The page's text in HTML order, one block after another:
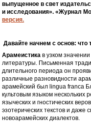
выпущенное в свет
и исследования». «Журнал
версия.
Давайте начнем с основ: что
Арамеистика в узком
литературы. Письменная
длительного периода он
различные разновидности
арамейский был lingua franca
культовым языком нескольких
языческих и гностических
эзотерических текстов и
новоарамейских диалектов.